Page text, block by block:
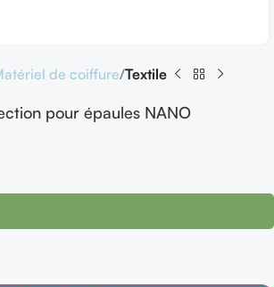
de coiffure Textile
pour épaules NANO